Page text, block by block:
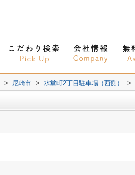
> 尼崎市 > 水堂町2丁目駐車場（西側） >